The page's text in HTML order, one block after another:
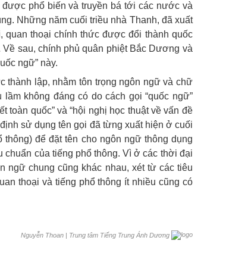
phổ biến và truyền bá tới các nước và
Những năm cuối triều nhà Thanh, đã xuất
quan thoại chính thức được đổi thành quốc
sau, chính phủ quân phiệt Bắc Dương và
ngữ” này.
thành lập, nhằm tôn trọng ngôn ngữ và chữ
không đáng có do cách gọi “quốc ngữ”
toàn quốc” và “hội nghị học thuật về vấn đề
sử dụng tên gọi đã từng xuất hiện ở cuối
thông) để đặt tên cho ngôn ngữ thông dụng
của tiếng phổ thông. Vì ở các thời đại
ngữ chung cũng khác nhau, xét từ các tiêu
thoại và tiếng phổ thông ít nhiều cũng có
Nguyễn Thoan | Trung tâm Tiếng Trung Ánh Dương